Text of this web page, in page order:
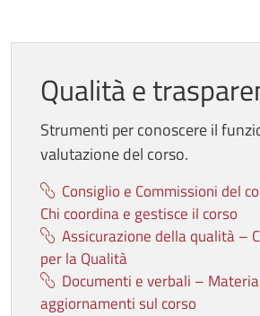
Qualità e
Strumenti per conoscere il
valutazione del corso.
Consiglio e Commissioni del
Chi coordina e gestisce il corso
Assicurazione della qualità –
per la Qualità
Documenti e verbali –
aggiornamenti sul corso